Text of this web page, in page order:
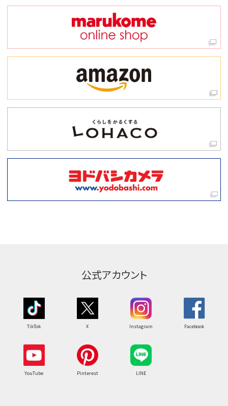
公式アカウント
TikTok X Instagram Facebook
YouTube Pinterest LINE